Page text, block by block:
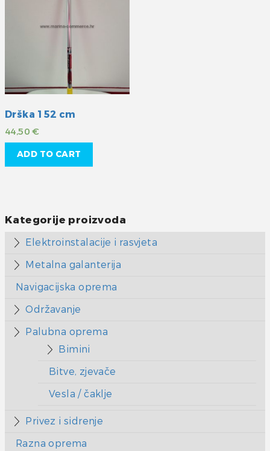
Drška 152 cm
44,50€
ADD TO CART
Kategorije proizvoda
Elektroinstalacije i rasvjeta
Metalna galanterija
Navigacijska oprema
Održavanje
Palubna oprema
Bimini
Bitve, zjevače
Vesla / čaklje
Privez i sidrenje
Razna oprema